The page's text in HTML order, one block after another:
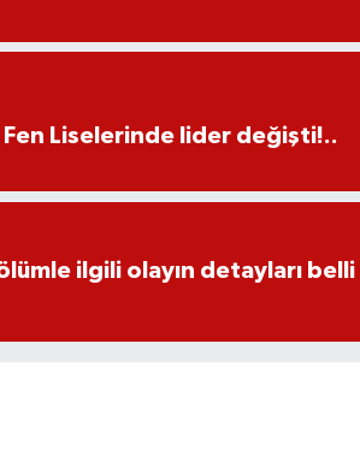
Fen Liselerinde lider değişti!..
ilgili olayın detayları belli